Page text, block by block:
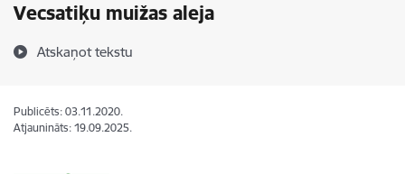
Vecsatiķu muižas aleja
Atskaņot tekstu
Publicēts: 03.11.2020.
Atjaunināts: 19.09.2025.